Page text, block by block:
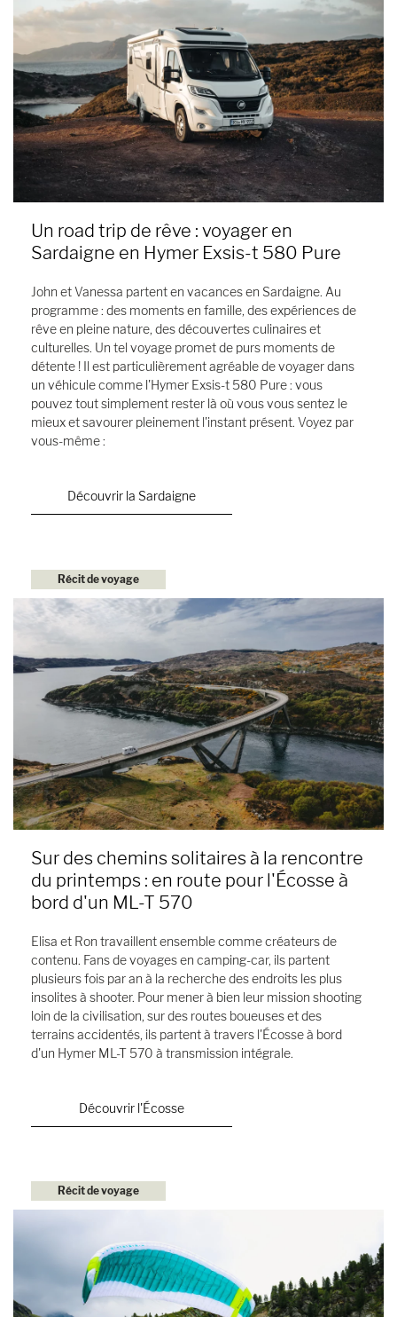
Un road trip de rêve : voyager en
Sardaigne en Hymer Exsis-t 580 Pure
John et Vanessa partent en vacances en Sardaigne. Au
programme : des moments en famille, des expériences de
rêve en pleine nature, des découvertes culinaires et
culturelles. Un tel voyage promet de purs moments de
détente ! Il est particulièrement agréable de voyager dans
un véhicule comme l'Hymer Exsis-t 580 Pure : vous
pouvez tout simplement rester là où vous vous sentez le
mieux et savourer pleinement l'instant présent. Voyez par
vous-même :
Découvrir la Sardaigne
Récit de voyage
Sur des chemins solitaires à la rencontre
du printemps : en route pour l'Écosse à
bord d'un ML-T 570
Elisa et Ron travaillent ensemble comme créateurs de
contenu. Fans de voyages en camping-car, ils partent
plusieurs fois par an à la recherche des endroits les plus
insolites à shooter. Pour mener à bien leur mission shooting
loin de la civilisation, sur des routes boueuses et des
terrains accidentés, ils partent à travers l'Écosse à bord
d'un Hymer ML-T 570 à transmission intégrale.
Découvrir l'Écosse
Récit de voyage